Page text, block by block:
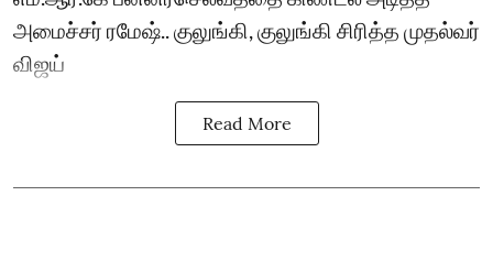
அமைச்சர் ரமேஷ்.. குலுங்கி, குலுங்கி சிரித்த முதல்வர்
விஜய்
Read More